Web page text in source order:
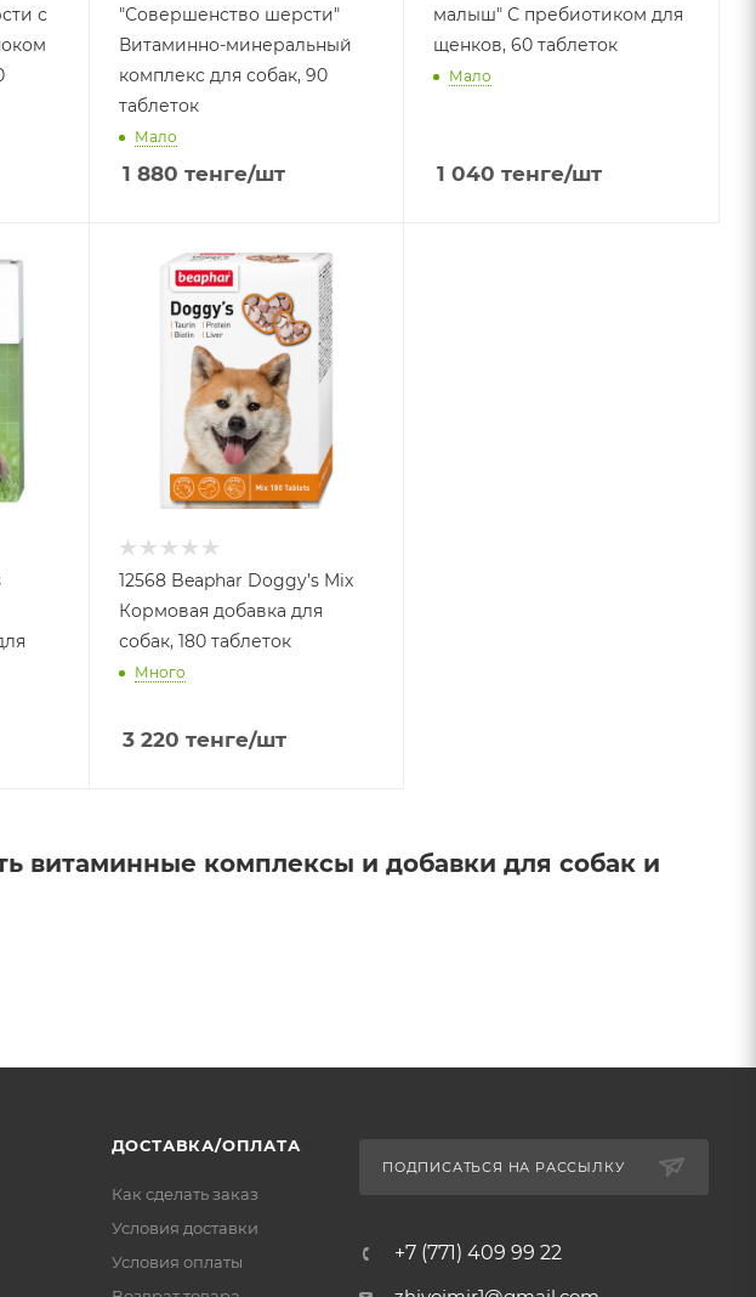
с
"Совершенство шерсти"
Витаминно-минеральный
комплекс для собак, 90
таблеток
Мало
1 880 тенге/шт
малыш" С пребиотиком для
щенков, 60 таблеток
Мало
1 040 тенге/шт
12568 Beaphar Doggy’s Mix
Кормовая добавка для
собак, 180 таблеток
Много
3 220 тенге/шт
витаминные комплексы и добавки для собак и
ДОСТАВКА/ОПЛАТА
Как сделать заказ
Условия доставки
Условия оплаты
ПОДПИСАТЬСЯ НА РАССЫЛКУ
+7 (771) 409 99 22